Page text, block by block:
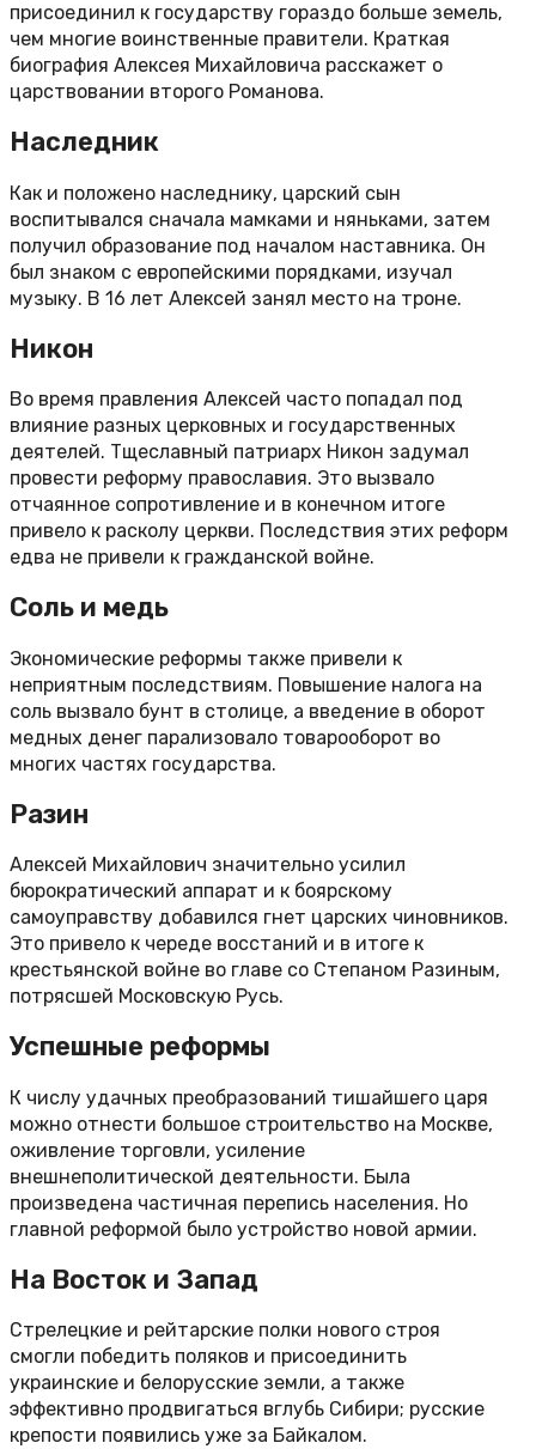
присоединил к государству гораздо больше земель,
чем многие воинственные правители. Краткая
биография Алексея Михайловича расскажет о
царствовании второго Романова.
Наследник
Как и положено наследнику, царский сын
воспитывался сначала мамками и няньками, затем
получил образование под началом наставника. Он
был знаком с европейскими порядками, изучал
музыку. В 16 лет Алексей занял место на троне.
Никон
Во время правления Алексей часто попадал под
влияние разных церковных и государственных
деятелей. Тщеславный патриарх Никон задумал
провести реформу православия. Это вызвало
отчаянное сопротивление и в конечном итоге
привело к расколу церкви. Последствия этих реформ
едва не привели к гражданской войне.
Соль и медь
Экономические реформы также привели к
неприятным последствиям. Повышение налога на
соль вызвало бунт в столице, а введение в оборот
медных денег парализовало товарооборот во
многих частях государства.
Разин
Алексей Михайлович значительно усилил
бюрократический аппарат и к боярскому
самоуправству добавился гнет царских чиновников.
Это привело к череде восстаний и в итоге к
крестьянской войне во главе со Степаном Разиным,
потрясшей Московскую Русь.
Успешные реформы
К числу удачных преобразований тишайшего царя
можно отнести большое строительство на Москве,
оживление торговли, усиление
внешнеполитической деятельности. Была
произведена частичная перепись населения. Но
главной реформой было устройство новой армии.
На Восток и Запад
Стрелецкие и рейтарские полки нового строя
смогли победить поляков и присоединить
украинские и белорусские земли, а также
эффективно продвигаться вглубь Сибири; русские
крепости появились уже за Байкалом.